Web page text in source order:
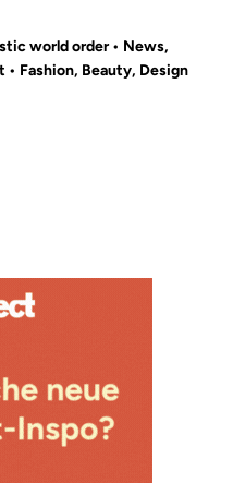
world order • News,
Fashion, Beauty, Design